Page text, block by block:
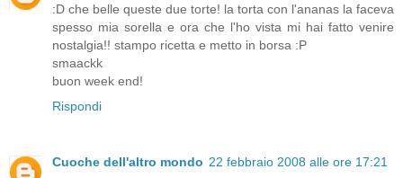
:D che belle queste due torte! la torta con l'ananas la faceva
spesso mia sorella e ora che l'ho vista mi hai fatto venire
nostalgia!! stampo ricetta e metto in borsa :P
smaackk
buon week end!
Rispondi
Cuoche dell'altro mondo 22 febbraio 2008 alle ore 17:21